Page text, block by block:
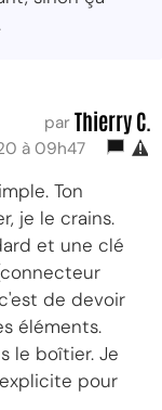
par Thierry C.
à 09h47
Ton
je le crains.
et une clé
de devoir
éléments.
le boîtier. Je
pour